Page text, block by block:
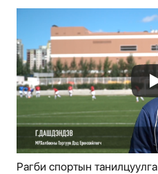
Рагби спортын танилцуулга